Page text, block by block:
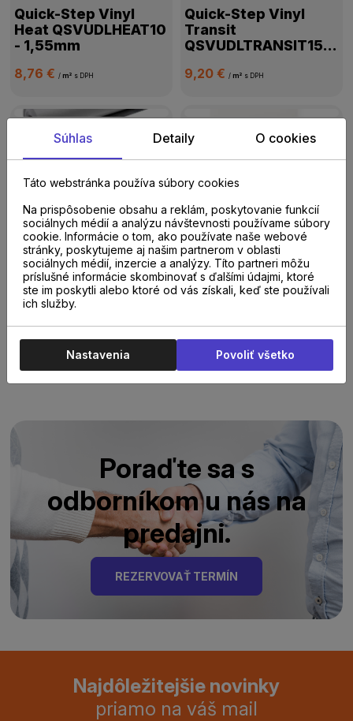
Quick-Step Vinyl
Heat QSVUDLHEAT10
- 1,55mm
8,76 €/ m² s DPH
Quick-Step Vinyl
Transit
QSVUDLTRANSIT15 -
9,20 € / m² s DPH
PAR-KY podložka s
parozábranou BASIC
2mm (20m2)
5,41 €/m²s DPH
Floorify podložka
PERFORMANCE
1,5mm
12,67 €/m²s DPH
Do 14 dní
PAR-KY podložka s
parozábranou
SILENT 2mm (20m2)
10,21 €
Poraďte sa s
odborníkom u nás na
predajni.
REZERVOVAŤ TERMÍN
Najdôležitejšie novinky
priamo na váš mail
Súhlas Detaily O cookies
Táto webstránka používa súbory cookies
Na prispôsobenie obsahu a reklám, poskytovanie funkcií
sociálnych médií a analýzu návštevnosti používame súbory
cookie. Informácie o tom, ako používate naše webové
stránky, poskytujeme aj našim partnerom v oblasti
sociálnych médií, inzercie a analýzy. Títo partneri môžu
príslušné informácie skombinovať s ďalšími údajmi, ktoré
ste im poskytli alebo ktoré od vás získali, keď ste používali
ich služby.
Nastavenia Povoliť všetko